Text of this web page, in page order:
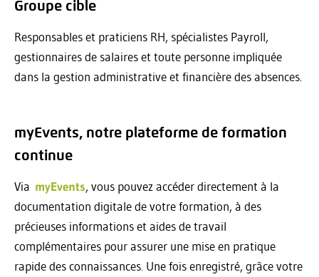
Groupe cible
Responsables et praticiens RH, spécialistes Payroll,
gestionnaires de salaires et toute personne impliquée
dans la gestion administrative et financière des absences.
myEvents, notre plateforme de formation
continue
Via myEvents, vous pouvez accéder directement à la
documentation digitale de votre formation, à des
précieuses informations et aides de travail
complémentaires pour assurer une mise en pratique
rapide des connaissances. Une fois enregistré, grâce votre